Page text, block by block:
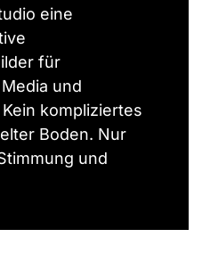
eine
für
und
kompliziertes
Boden. Nur
und